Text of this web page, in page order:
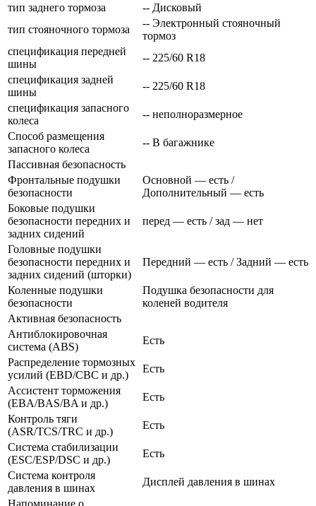
тип заднего тормоза
-- Дисковый
тип стояночного тормоза
-- Электронный стояночный
тормоз
спецификация передней
шины
-- 225/60 R18
спецификация задней
шины
-- 225/60 R18
спецификация запасного
колеса
-- неполноразмерное
Способ размещения
запасного колеса
-- В багажнике
Пассивная безопасность
Фронтальные подушки
безопасности
Основной — есть /
Дополнительный — есть
Боковые подушки
безопасности передних и
задних сидений
перед — есть / зад — нет
Головные подушки
безопасности передних и
задних сидений (шторки)
Передний — есть / Задний — есть
Коленные подушки
безопасности
Подушка безопасности для
коленей водителя
Активная безопасность
Антиблокировочная
система (ABS)
Есть
Распределение тормозных
усилий (EBD/CBC и др.)
Есть
Ассистент торможения
(EBA/BAS/BA и др.)
Есть
Контроль тяги
(ASR/TCS/TRC и др.)
Есть
Система стабилизации
(ESC/ESP/DSC и др.)
Есть
Система контроля
давления в шинах
Дисплей давления в шинах
Напоминание о